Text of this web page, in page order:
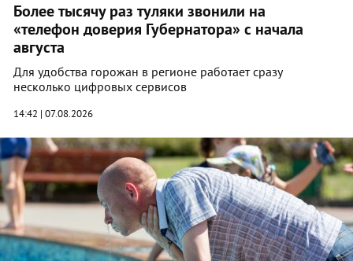
Более тысячу раз туляки звонили на
«телефон доверия Губернатора» с начала
августа
Для удобства горожан в регионе работает сразу
несколько цифровых сервисов
14:42 | 07.08.2026